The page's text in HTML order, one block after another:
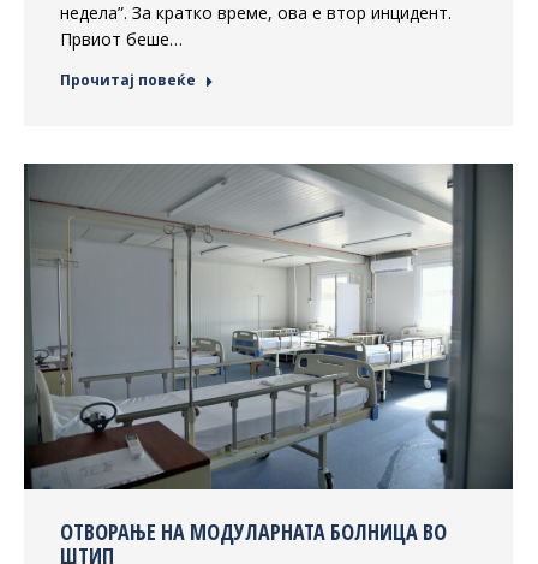
недела”. За кратко време, ова е втор инцидент.
Првиот беше…
Прочитај повеќе
ОТВОРАЊЕ НА МОДУЛАРНАТА БОЛНИЦА ВО
ШТИП